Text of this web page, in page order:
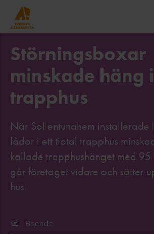
Störningsboxar
minskade häng i
trapphus
När Sollentunahem installerade
lådor i ett tiotal trapphus
kallade trapphushänget med
går företaget vidare och sätter
hus.
Boende